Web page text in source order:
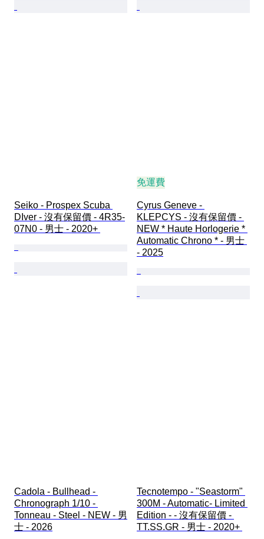
Seiko - Prospex Scuba
DIver - 沒有保留價 - 4R35-
07N0 - 男士 - 2020+
免運費
Cyrus Geneve -
KLEPCYS - 沒有保留價 -
NEW * Haute Horlogerie *
Automatic Chrono * - 男士
- 2025
Cadola - Bullhead -
Chronograph 1/10 -
Tonneau - Steel - NEW - 男
士 - 2026
Tecnotempo - "Seastorm"
300M - Automatic- Limited
Edition - - 沒有保留價 -
TT.SS.GR - 男士 - 2020+